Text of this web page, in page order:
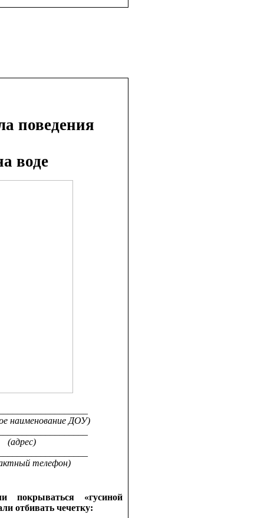
поведения
воде
наименование ДОУ)
(адрес)
телефон)
покрываться «гусиной
отбивать чечетку: